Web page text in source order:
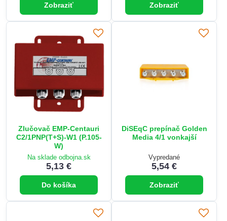
Zobraziť Zobraziť
Zlučovač EMP-Centauri
C2/1PNP(T+S)-W1 (P.105-
W)
Na sklade odbojna.sk
5,13 €
Do košíka
DiSEqC prepínač Golden
Media 4/1 vonkajší
Vypredané
5,54 €
Zobraziť